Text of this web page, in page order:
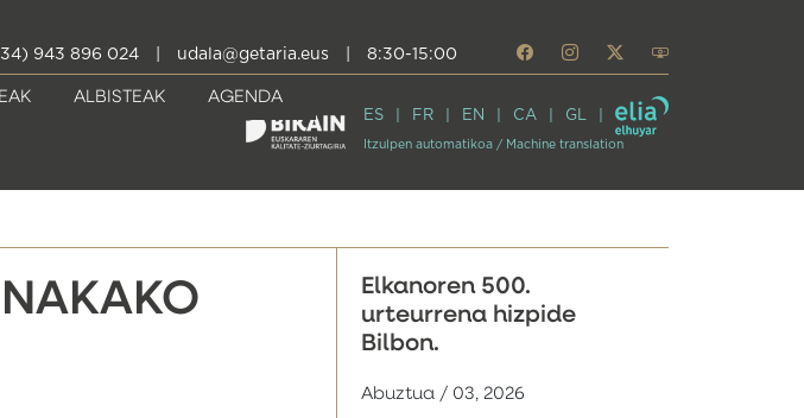
943 896 024 udala@getaria.eus 8:30-15:00
ALBISTEAK AGENDA
ES FR EN CA GL
Itzulpen automatikoa / Machine translation
Elkanoren 500.
urteurrena hizpide
Bilbon.
Abuztua / 03, 2026